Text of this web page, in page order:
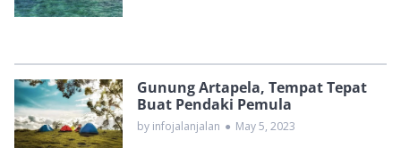
Gunung Artapela, Tempat Tepat
Buat Pendaki Pemula
by infojalanjalan ● May 5, 2023